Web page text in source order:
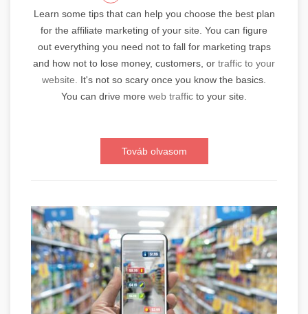
Learn some tips that can help you choose the best plan
for the affiliate marketing of your site. You can figure
out everything you need not to fall for marketing traps
and how not to lose money, customers, or traffic to your
website.
It's not so scary once you know the basics.
You can drive more web traffic to your site.
Továb olvasom